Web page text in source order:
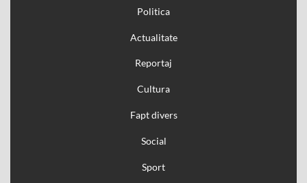
Politica
Actualitate
Reportaj
Cultura
Fapt divers
Social
Sport